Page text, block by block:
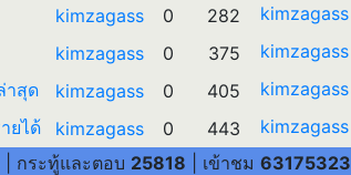
kimzagass 0 282
kimzagass
kimzagass 0 375
kimzagass
าสุด
kimzagass 0 405
kimzagass
ยได้
kimzagass 0 443
kimzagass
| กระทู้และตอบ 25818 | เข้าชม 63175323